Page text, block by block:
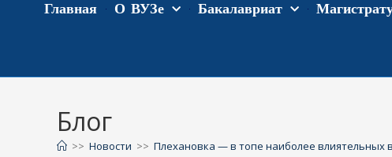
Главная О ВУЗе Бакалавриат
Блог
>> Новости >> Плехановка — в топе наиболее влиятельных